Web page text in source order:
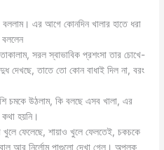
বললাম। এর আগে কোনদিন খালার হাতে ধরা
সরল স্বাভাবিক প্রশংসা তার চোখে-
দেখছে, তাতে তো কোন বাধাই দিল না, বরং
চমকে উঠলাম, কি বলছে এসব খালা, এর
হয়নি।
খুলে ফেলেছে, শায়াও খুলে ফেলতেই, চকচকে
আর নির্লোম পাগুলো দেখা গেল। অপলক